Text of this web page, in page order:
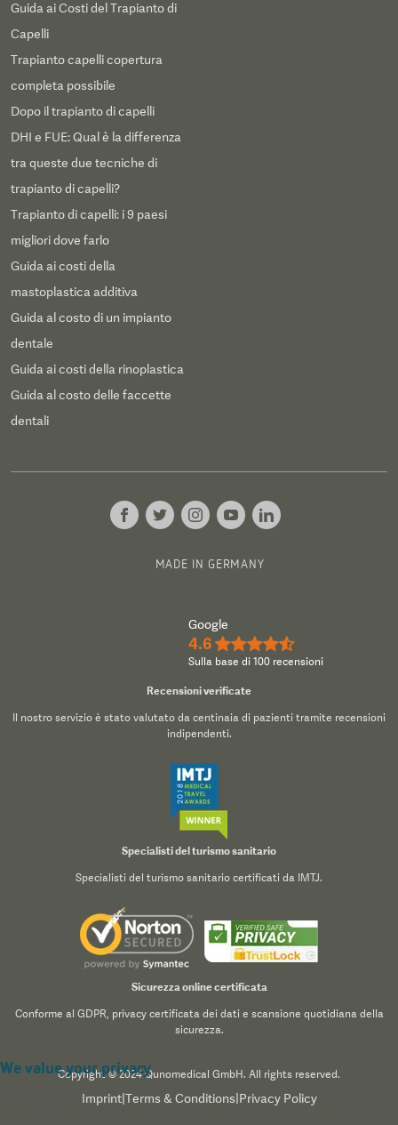
Guida ai Costi del Trapianto di
Capelli
Trapianto capelli copertura
completa possibile
Dopo il trapianto di capelli
DHI e FUE: Qual è la differenza
tra queste due tecniche di
trapianto di capelli?
Trapianto di capelli: i 9 paesi
migliori dove farlo
Guida ai costi della
mastoplastica additiva
Guida al costo di un impianto
dentale
Guida ai costi della rinoplastica
Guida al costo delle faccette
dentali
MADE IN GERMANY
Google
4.6 ★★★★½
Sulla base di 100 recensioni
Recensioni verificate
Il nostro servizio è stato valutato da centinaia di pazienti tramite recensioni
indipendenti.
Specialisti del turismo sanitario
Specialisti del turismo sanitario certificati da IMTJ.
Sicurezza online certificata
Conforme al GDPR, privacy certificata dei dati e scansione quotidiana della
sicurezza.
Copyright © 2024 Qunomedical GmbH. All rights reserved.
Imprint| Terms & Conditions Privacy Policy
We value your privacy
We use cookies to enhance your browsing experience,